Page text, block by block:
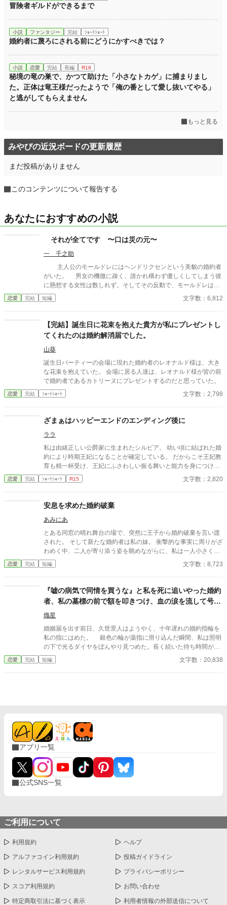
冒険者ギルドができるまで
小説 ファンタジー 完結 ｼｮｰﾄｼｮｰﾄ
婚約者に蔑ろにされる前にどうにかすべきでは？
小説 恋愛 完結 長編 R18
秘境の竜の巣で、かつて助けた「小さなトカゲ」に捕まりまし
た。正体は竜王様だったようで「俺の番として愛し抜いてやる」
と逃がしてもらえません
もっと見る
みやびの近況ボードの更新履歴
まだ投稿がありません
このコンテンツについて報告する
あなたにおすすめの小説
それが全てです 〜口は災の元〜
一 千之助
主人公のモールドレにはヘンドリクセンという美貌の婚約者
がいた。 男女の機微に疎く、誰かれ構わず優しくしてしまう彼
に懸想する女性は数しれず。そしてその反動で、モールドレは敵
対視する女性らから陰湿なイジメを受けていた。 ヘンドリクセ
ンに相談するも虚しく、彼はモールドレの誤解だと軽く受け流
な婚約者、要らんわぁぁーっ！ ブチ切れしたモールドと大慌て
するヘンドリクセンが別れ、その後、反省するお話。 ☆自業自
得はありますが、ざまあは皆無です。 ☆計算出来ない男と、計
算高い女の後日談つき。 ☆最終的に茶番です。ちょいとツンデ
レ風味あります。 上記をふまえた上で、良いよと言う方は御笑
覧ください♪
恋愛 完結 短編 文字数：6,812
【完結】誕生日に花束を抱えた貴方が私にプレゼントし
てくれたのは婚約解消届でした。
山葵
誕生日パーティーの会場に現れた婚約者のレオナルド様は、大き
な花束を抱えていた。 会場に居る人達は、レオナルド様が皆の前
で婚約者であるカトリーヌにプレゼントするのだと思っていた。
恋愛 完結 ｼｮｰﾄｼｮｰﾄ 文字数：2,798
ざまぁはハッピーエンドのエンディング後に
ララ
私は由緒正しい公爵家に生まれたシルビア。 幼い頃に結ばれた婚
約により時期王妃になることが確定している。 だからこそ王妃教
育も精一杯受け、王妃にふさわしい振る舞いと能力を身につけ
た。 特に婚約者である王太子は少し？いやかなり頭が足りないの
だ。 余計に私が頑張らなければならない。 王妃となり国を支え
た。 学園にピンク色の髪を持つ少女が現れたからだ。 なんとその
子は自身をヒロイン？だとか言って婚約者のいるしかも王族であ
る王太子に馴れ馴れしく接してきた。 何度かそれを諌めるも聞く
耳を持たず挙句の果てには私がいじめてくるだなんだ言って王太
子に泣きついた。 なんと王太子は彼女の言葉を全て鵜呑みにして
私を悪女に仕立て上げ国外追放をいい渡す。 はぁ〜、一体誰の悪
けれどどうかお忘れにならないでくださいな？ 全ての責はあなた
っ、これからが楽しみだわ。
恋愛 完結 ｼｮｰﾄｼｮｰﾄ R15 文字数：2,820
安息を求めた婚約破棄
あみにあ
とある同窓の晴れ舞台の場で、突然に王子から婚約破棄を言い渡
された。 そして新たな婚約者は私の妹。 衝撃的な事実に周りがざ
わめく中、二人が寄り添う姿を眺めながらに、私は一人小さくほ
くそ笑んだのだった。 そう全ては計画通り。 これで全てから解放
される。 ……けれども事はそう上手くいかなくて。 そんな令嬢の
恋愛 完結 短編 文字数：8,723
『嘘の病気で同情を買うな』と私を死に追いやった婚約
者、私の墓標の前で額を叩きつけ、血の涙を流して号泣
する大破滅！
熾星
婚姻届を出す前日、久世景人はようやく、十年遅れの婚約指輪を
私の指にはめた。 銀色の輪が薬指に滑り込んだ瞬間、私は照明
の下で光るダイヤをぼんやり見つめた。長く続いた待ち時間が、
やっと終わったような気がした。けれど次の瞬間、彼は私の手を
見下ろし、まるで似合わない品物を評するように静かな声で言っ
目を伏せ、指輪の縁を指先でなぞった。まるで、たいしたことで
はない問いを少し考えているだけのようだった。 「そこまでじゃ
ない。ただ、会えない時間が長くなると、どうしても瑠奈のこと
を考えるんだ」 その瞬間、私は自分がどうやってあのタワーマ
ンションを出たのかさえ覚えていない。
恋愛 完結 短編 文字数：20,838
アプリ一覧
公式SNS一覧
ご利用について
利用規約 ヘルプ
アルファコイン利用規約 投稿ガイドライン
レンタルサービス利用規約 プライバシーポリシー
スコア利用規約 お問い合わせ
特定商取引法に基づく表示 利用者情報の外部送信について